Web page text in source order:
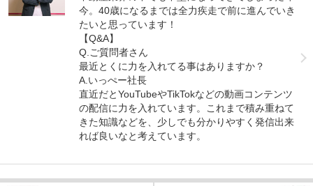
今。40歳になるまでは全力疾走で前に進んでいき
たいと思っています！
【Q&A】
Q.ご質問者さん
最近とくに力を入れてる事はありますか？
A.いっぺー社長
直近だとYouTubeやTikTokなどの動画コンテンツ
の配信に力を入れています。これまで積み重ねて
きた知識などを、少しでも分かりやすく発信出来
れば良いなと考えています。